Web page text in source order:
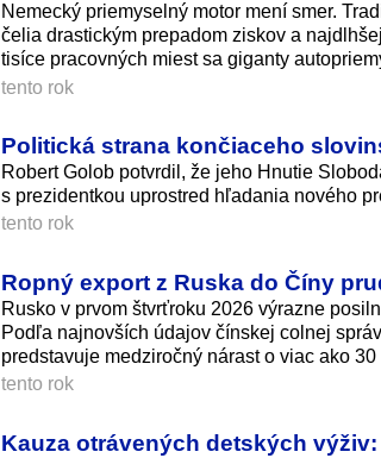
Nemecký priemyselný motor mení smer.
čelia drastickým prepadom ziskov a
tisíce pracovných miest sa giganty
tento rok
Politická strana končiaceho
Robert Golob potvrdil, že jeho Hnutie
s prezidentkou uprostred hľadania nového
tento rok
Ropný export z Ruska do Číny
Rusko v prvom štvrťroku 2026 výrazne
Podľa najnovších údajov čínskej colnej
predstavuje medziročný nárast o viac ako
tento rok
Kauza otrávených detských